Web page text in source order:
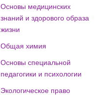
Основы медицинских
знаний и здорового образа
жизни
Общая химия
Основы специальной
педагогики и психологии
Экологическое право